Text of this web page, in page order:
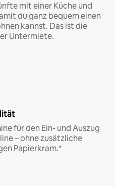
mit einer Küche und
du ganz bequem einen
kannst. Das ist die
Untermiete.
für den Ein- und Auszug
– ohne zusätzliche
Papierkram.*